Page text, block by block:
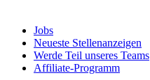
Jobs
Neueste Stellenanzeigen
Werde Teil unseres Teams
Affiliate-Programm